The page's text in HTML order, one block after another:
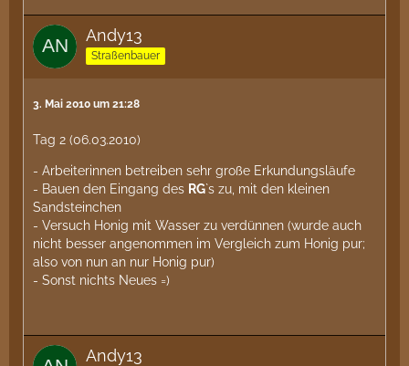
Andy13
Straßenbauer
3. Mai 2010 um 21:28
Tag 2 (06.03.2010)
- Arbeiterinnen betreiben sehr große Erkundungsläufe
- Bauen den Eingang des RG`s zu, mit den kleinen
Sandsteinchen
- Versuch Honig mit Wasser zu verdünnen (wurde auch
nicht besser angenommen im Vergleich zum Honig pur;
also von nun an nur Honig pur)
- Sonst nichts Neues =)
Andy13